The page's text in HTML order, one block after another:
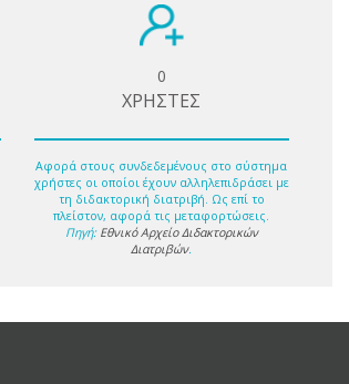
0
ΧΡΗΣΤΕΣ
Αφορά στους συνδεδεμένους στο σύστημα
χρήστες οι οποίοι έχουν αλληλεπιδράσει με
τη διδακτορική διατριβή. Ως επί το
πλείστον, αφορά τις μεταφορτώσεις.
Πηγή: Εθνικό Αρχείο Διδακτορικών
Διατριβών.